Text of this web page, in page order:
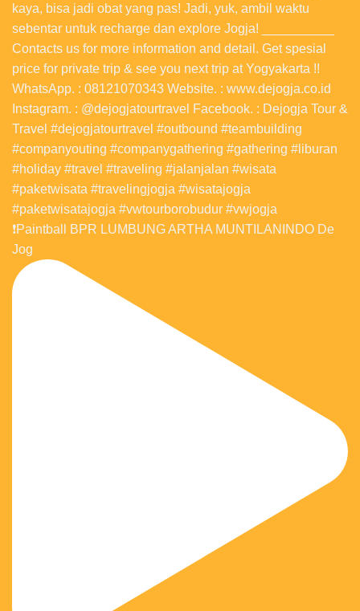
❗️Paintball BPR LUMBUNG ARTHA MUNTILANINDO De
Jog